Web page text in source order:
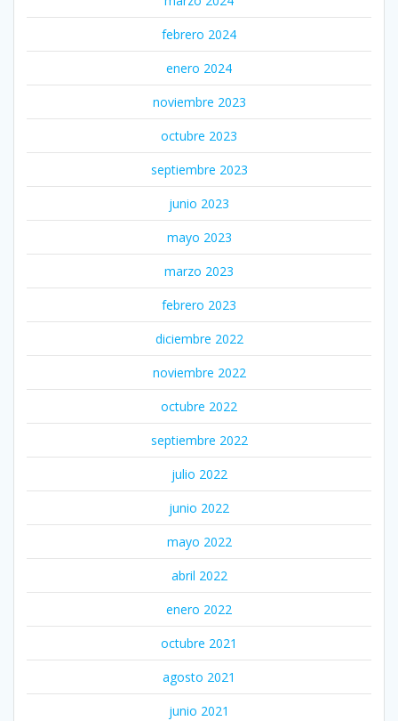
febrero 2024
enero 2024
noviembre 2023
octubre 2023
septiembre 2023
junio 2023
mayo 2023
marzo 2023
febrero 2023
diciembre 2022
noviembre 2022
octubre 2022
septiembre 2022
julio 2022
junio 2022
mayo 2022
abril 2022
enero 2022
octubre 2021
agosto 2021
junio 2021